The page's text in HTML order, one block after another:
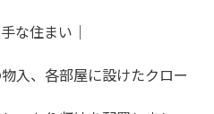
な住まい｜
入、各部屋に設けたクロー